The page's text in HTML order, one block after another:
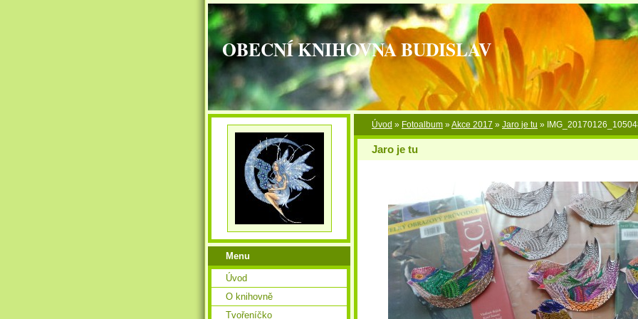
OBECNÍ KNIHOVNA BUDISLAV
Úvod » Fotoalbum »Akce 2017 » Jaro je tu »
Jaro je tu
Menu
Úvod
O knihovně
Tvořeníčko